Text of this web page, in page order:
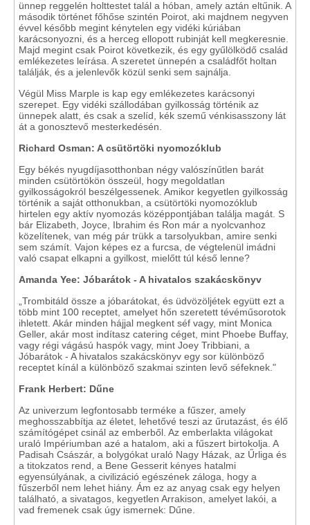
ünnep reggelén holttestet talál a hóban, amely aztán eltűnik. A
második történet főhőse szintén Poirot, aki majdnem negyven
évvel később megint kénytelen egy vidéki kúriában
karácsonyozni, és a herceg ellopott rubinját kell megkeresnie.
Majd megint csak Poirot következik, és egy gyűlölködő család
emlékezetes leírása. A szeretet ünnepén a családfőt holtan
találják, és a jelenlevők közül senki sem sajnálja.
Végül Miss Marple is kap egy emlékezetes karácsonyi
szerepet. Egy vidéki szállodában gyilkosság történik az
ünnepek alatt, és csak a szelíd, kék szemű vénkisasszony lát
át a gonosztevő mesterkedésén.
Richard Osman: A csütörtöki nyomozóklub
Egy békés nyugdíjasotthonban négy valószínűtlen barát
minden csütörtökön összeül, hogy megoldatlan
gyilkosságokról beszélgessenek. Amikor kegyetlen gyilkosság
történik a saját otthonukban, a csütörtöki nyomozóklub
hirtelen egy aktív nyomozás középpontjában találja magát. S
bár Elizabeth, Joyce, Ibrahim és Ron már a nyolcvanhoz
közelítenek, van még pár trükk a tarsolyukban, amire senki
sem számít. Vajon képes ez a furcsa, de végtelenül imádni
való csapat elkapni a gyilkost, mielőtt túl késő lenne?
Amanda Yee: Jóbarátok - A hivatalos szakácskönyv
„Trombitáld össze a jóbarátokat, és üdvözöljétek együtt ezt a
több mint 100 receptet, amelyet hőn szeretett tévéműsorotok
ihletett. Akár minden hájjal megkent séf vagy, mint Monica
Geller, akár most indítasz catering céget, mint Phoebe Buffay,
vagy régi vágású haspók vagy, mint Joey Tribbiani, a
Jóbarátok - A hivatalos szakácskönyv egy sor különböző
receptet kínál a különböző szakmai szinten levő séfeknek."
Frank Herbert: Dűne
Az univerzum legfontosabb terméke a fűszer, amely
meghosszabbítja az életet, lehetővé teszi az űrutazást, és élő
számítógépet csinál az emberből. Az emberlakta világokat
uraló Impériumban azé a hatalom, aki a fűszert birtokolja. A
Padisah Császár, a bolygókat uraló Nagy Házak, az Űrliga és
a titokzatos rend, a Bene Gesserit kényes hatalmi
egyensúlyának, a civilizáció egészének záloga, hogy a
fűszerből nem lehet hiány. Ám ez az anyag csak egy helyen
található, a sivatagos, kegyetlen Arrakison, amelyet lakói, a
vad fremenek csak úgy ismernek: Dűne.